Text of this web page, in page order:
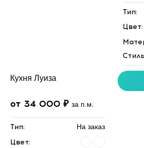
Кухня Луиза
от 34 000 ₽ за п.м.
Тип: На заказ
Цвет:
Тип:
Цвет: